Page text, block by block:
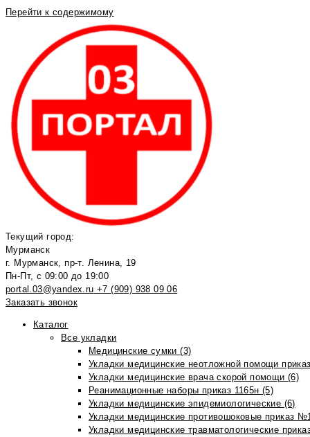
Перейти к содержимому
Текущий город:
Мурманск
г. Мурманск, пр-т. Ленина, 19
Пн-Пт, с 09:00 до 19:00
portal.03@yandex.ru +7 (909) 938 09 06
Заказать звонок
Каталог
Все укладки
Медицинские сумки (3)
Укладки медицинские неотложной помощи
Укладки медицинские врача скорой помощи (6)
Реанимационные наборы приказ 1165н (5)
Укладки медицинские эпидемиологические (6)
Укладки медицинские противошоковые приказ
Укладки медицинские травматологические